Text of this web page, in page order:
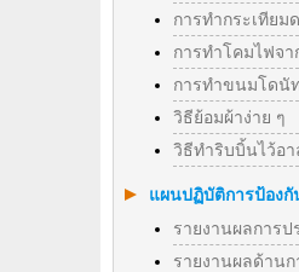
การทำกระเทียม
การทำโคมไฟจา
การทำขนมโดนั
วิธีย้อมผ้าง่าย ๆ
วิธีทําริบบิ้นไว้อา
แผนปฏิบัติการป้องกั
รายงานผลการป
รายงานผลด้านก